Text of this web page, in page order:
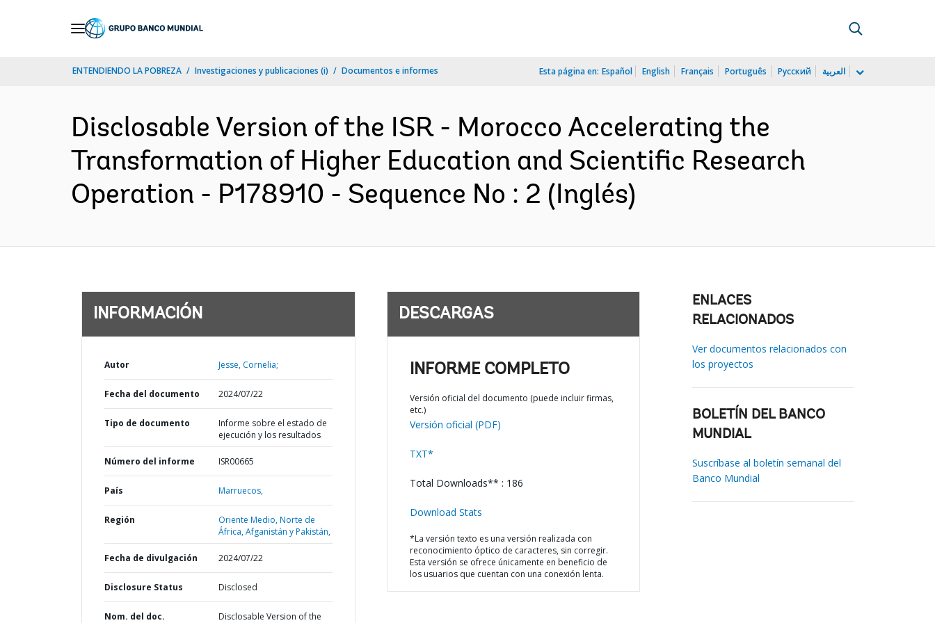
ENTENDIENDO LA POBREZA Investigaciones y publicaciones (i) Documentos e informes Esta página en: Español English Français Português Русский العربية
Disclosable Version of the ISR - Morocco Accelerating the
Transformation of Higher Education and Scientific Research
Operation - P178910 - Sequence No : 2 (Inglés)
INFORMACIÓN
Autor Jesse, Cornelia;
Fecha del documento 2024/07/22
Tipo de documento
Informe sobre el estado de
ejecución y los resultados
Número del informe ISR00665
País Marruecos,
Región
Oriente Medio, Norte de
África, Afganistán y Pakistán,
Fecha de divulgación 2024/07/22
Disclosure Status Disclosed
Nom. del doc.
Disclosable Version of the
DESCARGAS
INFORME COMPLETO
Versión oficial del documento (puede incluir firmas,
etc.)
Versión oficial (PDF)
TXT*
Total Downloads** : 186
Download Stats
*La versión texto es una versión realizada con
reconocimiento óptico de caracteres, sin corregir.
Esta versión se ofrece únicamente en beneficio de
los usuarios que cuentan con una conexión lenta.
ENLACES
RELACIONADOS
Ver documentos relacionados con
los proyectos
BOLETÍN DEL BANCO
MUNDIAL
Suscríbase al boletín semanal del
Banco Mundial